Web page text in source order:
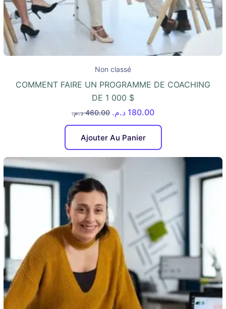
Non classé
COMMENT FAIRE UN PROGRAMME DE COACHING
DE 1 000 $
460.00 د.م. 180.00 د.م.
Ajouter Au Panier